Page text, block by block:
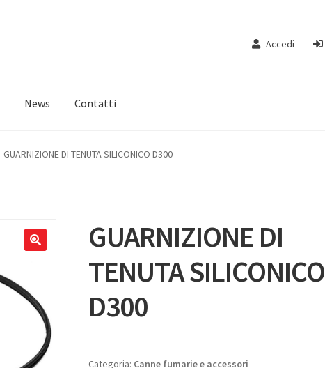
Accedi
News Contatti
GUARNIZIONE DI TENUTA SILICONICO D300
GUARNIZIONE DI
TENUTA SILICONICO
D300
Categoria: Canne fumarie e accessori